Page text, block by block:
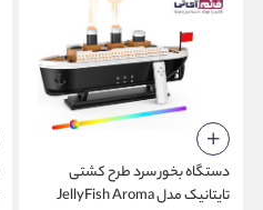
دستگاه بخور سرد طرح کشتی
تایتانیک مدل JellyFish Aroma